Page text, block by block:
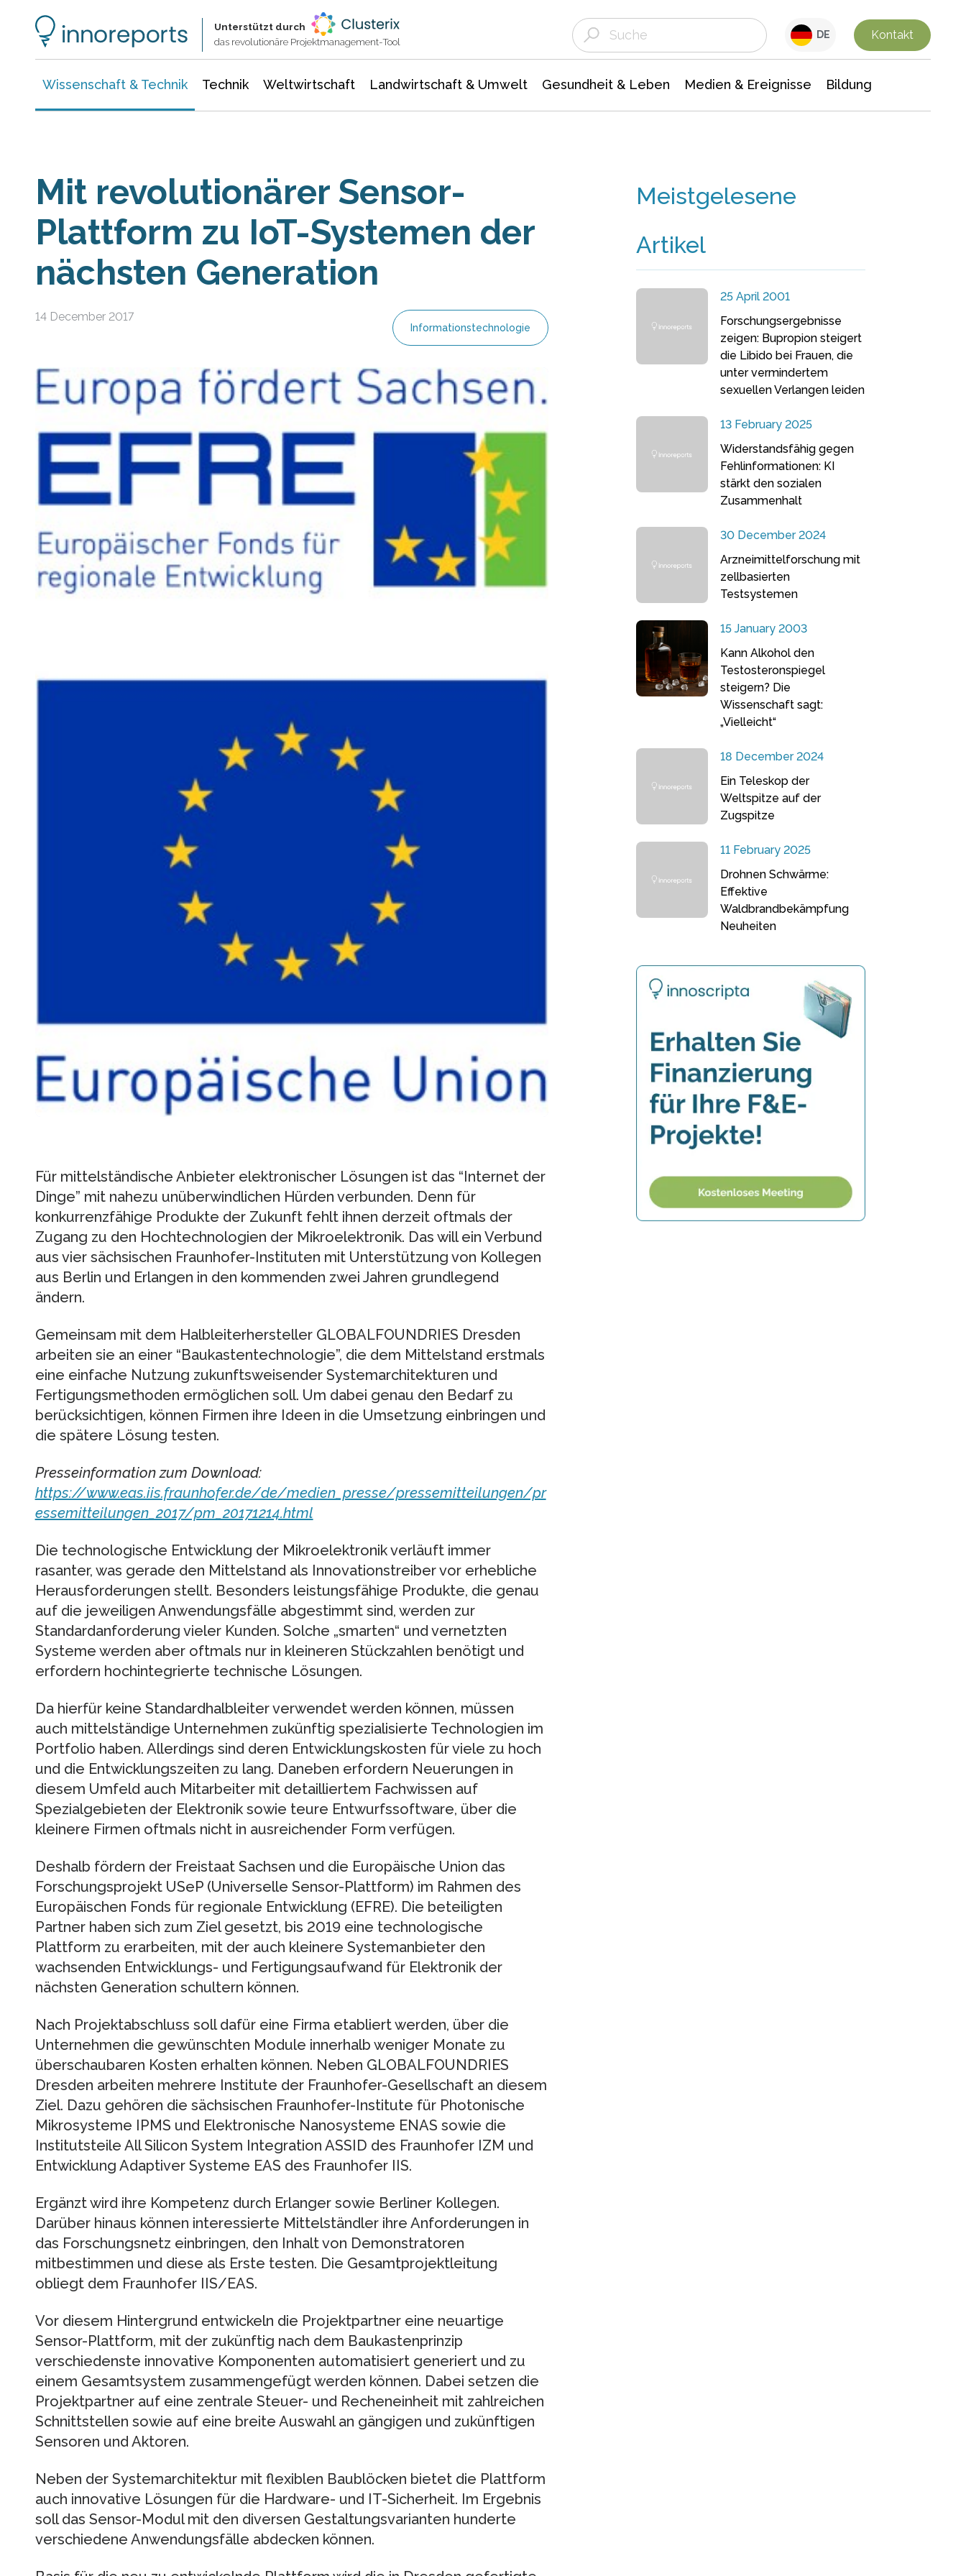
Unterstützt durch
das revolutionäre Projektmanagement-Tool
DE Kontakt
Wissenschaft & Technik Technik Weltwirtschaft Landwirtschaft & Umwelt Gesundheit & Leben Medien & Ereignisse Bildung
Mit revolutionärer Sensor-
Plattform zu IoT-Systemen der
nächsten Generation
14 December 2017
Informationstechnologie
Für mittelständische Anbieter elektronischer Lösungen ist das “Internet der
Dinge” mit nahezu unüberwindlichen Hürden verbunden. Denn für
konkurrenzfähige Produkte der Zukunft fehlt ihnen derzeit oftmals der
Zugang zu den Hochtechnologien der Mikroelektronik. Das will ein Verbund
aus vier sächsischen Fraunhofer-Instituten mit Unterstützung von Kollegen
aus Berlin und Erlangen in den kommenden zwei Jahren grundlegend
ändern.
Gemeinsam mit dem Halbleiterhersteller GLOBALFOUNDRIES Dresden
arbeiten sie an einer “Baukastentechnologie”, die dem Mittelstand erstmals
eine einfache Nutzung zukunftsweisender Systemarchitekturen und
Fertigungsmethoden ermöglichen soll. Um dabei genau den Bedarf zu
berücksichtigen, können Firmen ihre Ideen in die Umsetzung einbringen und
die spätere Lösung testen.
Presseinformation zum Download:
https://www.eas.iis.fraunhofer.de/de/medien_presse/pressemitteilungen/pr
essemitteilungen_2017/pm_20171214.html
Die technologische Entwicklung der Mikroelektronik verläuft immer
rasanter, was gerade den Mittelstand als Innovationstreiber vor erhebliche
Herausforderungen stellt. Besonders leistungsfähige Produkte, die genau
auf die jeweiligen Anwendungsfälle abgestimmt sind, werden zur
Standardanforderung vieler Kunden. Solche „smarten“ und vernetzten
Systeme werden aber oftmals nur in kleineren Stückzahlen benötigt und
erfordern hochintegrierte technische Lösungen.
Da hierfür keine Standardhalbleiter verwendet werden können, müssen
auch mittelständige Unternehmen zukünftig spezialisierte Technologien im
Portfolio haben. Allerdings sind deren Entwicklungskosten für viele zu hoch
und die Entwicklungszeiten zu lang. Daneben erfordern Neuerungen in
diesem Umfeld auch Mitarbeiter mit detailliertem Fachwissen auf
Spezialgebieten der Elektronik sowie teure Entwurfssoftware, über die
kleinere Firmen oftmals nicht in ausreichender Form verfügen.
Deshalb fördern der Freistaat Sachsen und die Europäische Union das
Forschungsprojekt USeP (Universelle Sensor-Plattform) im Rahmen des
Europäischen Fonds für regionale Entwicklung (EFRE). Die beteiligten
Partner haben sich zum Ziel gesetzt, bis 2019 eine technologische
Plattform zu erarbeiten, mit der auch kleinere Systemanbieter den
wachsenden Entwicklungs- und Fertigungsaufwand für Elektronik der
nächsten Generation schultern können.
Nach Projektabschluss soll dafür eine Firma etabliert werden, über die
Unternehmen die gewünschten Module innerhalb weniger Monate zu
überschaubaren Kosten erhalten können. Neben GLOBALFOUNDRIES
Dresden arbeiten mehrere Institute der Fraunhofer-Gesellschaft an diesem
Ziel. Dazu gehören die sächsischen Fraunhofer-Institute für Photonische
Mikrosysteme IPMS und Elektronische Nanosysteme ENAS sowie die
Institutsteile All Silicon System Integration ASSID des Fraunhofer IZM und
Entwicklung Adaptiver Systeme EAS des Fraunhofer IIS.
Ergänzt wird ihre Kompetenz durch Erlanger sowie Berliner Kollegen.
Darüber hinaus können interessierte Mittelständler ihre Anforderungen in
das Forschungsnetz einbringen, den Inhalt von Demonstratoren
mitbestimmen und diese als Erste testen. Die Gesamtprojektleitung
obliegt dem Fraunhofer IIS/EAS.
Vor diesem Hintergrund entwickeln die Projektpartner eine neuartige
Sensor-Plattform, mit der zukünftig nach dem Baukastenprinzip
verschiedenste innovative Komponenten automatisiert generiert und zu
einem Gesamtsystem zusammengefügt werden können. Dabei setzen die
Projektpartner auf eine zentrale Steuer- und Recheneinheit mit zahlreichen
Schnittstellen sowie auf eine breite Auswahl an gängigen und zukünftigen
Sensoren und Aktoren.
Neben der Systemarchitektur mit flexiblen Baublöcken bietet die Plattform
auch innovative Lösungen für die Hardware- und IT-Sicherheit. Im Ergebnis
soll das Sensor-Modul mit den diversen Gestaltungsvarianten hunderte
verschiedene Anwendungsfälle abdecken können.
Meistgelesene
Artikel
25 April 2001
Forschungsergebnisse
zeigen: Bupropion steigert
die Libido bei Frauen, die
unter vermindertem
sexuellen Verlangen leiden
13 February 2025
Widerstandsfähig gegen
Fehlinformationen: KI
stärkt den sozialen
Zusammenhalt
30 December 2024
Arzneimittelforschung mit
zellbasierten
Testsystemen
15 January 2003
Kann Alkohol den
Testosteronspiegel
steigern? Die
Wissenschaft sagt:
„Vielleicht“
18 December 2024
Ein Teleskop der
Weltspitze auf der
Zugspitze
11 February 2025
Drohnen Schwärme:
Effektive
Waldbrandbekämpfung
Neuheiten